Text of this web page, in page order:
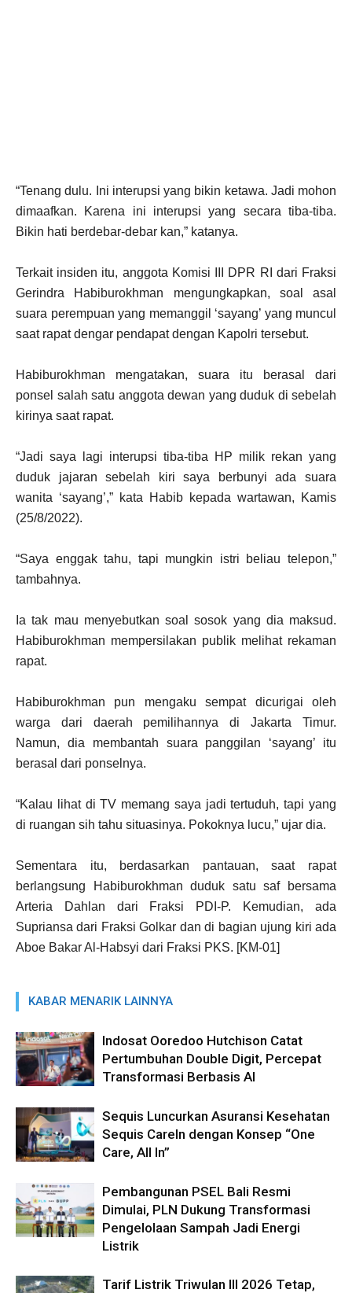
“Tenang dulu. Ini interupsi yang bikin ketawa. Jadi mohon
dimaafkan. Karena ini interupsi yang secara tiba-tiba.
Bikin hati berdebar-debar kan,” katanya.
Terkait insiden itu, anggota Komisi III DPR RI dari Fraksi
Gerindra Habiburokhman mengungkapkan, soal asal
suara perempuan yang memanggil ‘sayang’ yang muncul
saat rapat dengar pendapat dengan Kapolri tersebut.
Habiburokhman mengatakan, suara itu berasal dari
ponsel salah satu anggota dewan yang duduk di sebelah
kirinya saat rapat.
“Jadi saya lagi interupsi tiba-tiba HP milik rekan yang
duduk jajaran sebelah kiri saya berbunyi ada suara
wanita ‘sayang’,” kata Habib kepada wartawan, Kamis
(25/8/2022).
“Saya enggak tahu, tapi mungkin istri beliau telepon,”
tambahnya.
Ia tak mau menyebutkan soal sosok yang dia maksud.
Habiburokhman mempersilakan publik melihat rekaman
rapat.
Habiburokhman pun mengaku sempat dicurigai oleh
warga dari daerah pemilihannya di Jakarta Timur.
Namun, dia membantah suara panggilan ‘sayang’ itu
berasal dari ponselnya.
“Kalau lihat di TV memang saya jadi tertuduh, tapi yang
di ruangan sih tahu situasinya. Pokoknya lucu,” ujar dia.
Sementara itu, berdasarkan pantauan, saat rapat
berlangsung Habiburokhman duduk satu saf bersama
Arteria Dahlan dari Fraksi PDI-P. Kemudian, ada
Supriansa dari Fraksi Golkar dan di bagian ujung kiri ada
Aboe Bakar Al-Habsyi dari Fraksi PKS. [KM-01]
KABAR MENARIK LAINNYA
Indosat Ooredoo Hutchison Catat
Pertumbuhan Double Digit, Percepat
Transformasi Berbasis AI
Sequis Luncurkan Asuransi Kesehatan
Sequis CareIn dengan Konsep “One
Care, All In”
Pembangunan PSEL Bali Resmi
Dimulai, PLN Dukung Transformasi
Pengelolaan Sampah Jadi Energi
Listrik
Tarif Listrik Triwulan III 2026 Tetap,